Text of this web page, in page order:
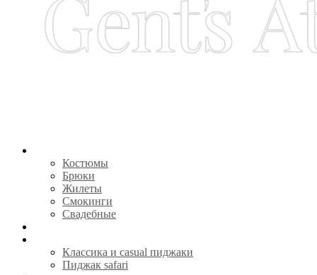
Костюмы
Брюки
Жилеты
Смокинги
Свадебные
Классика и casual пиджаки
Пиджак safari